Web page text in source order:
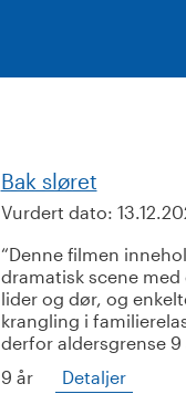
Bak sløret
Vurdert dato:
Denne filmen
dramatisk scene med
lider og dør, og
krangling i
derfor aldersgrense 9
9 år
Detaljer